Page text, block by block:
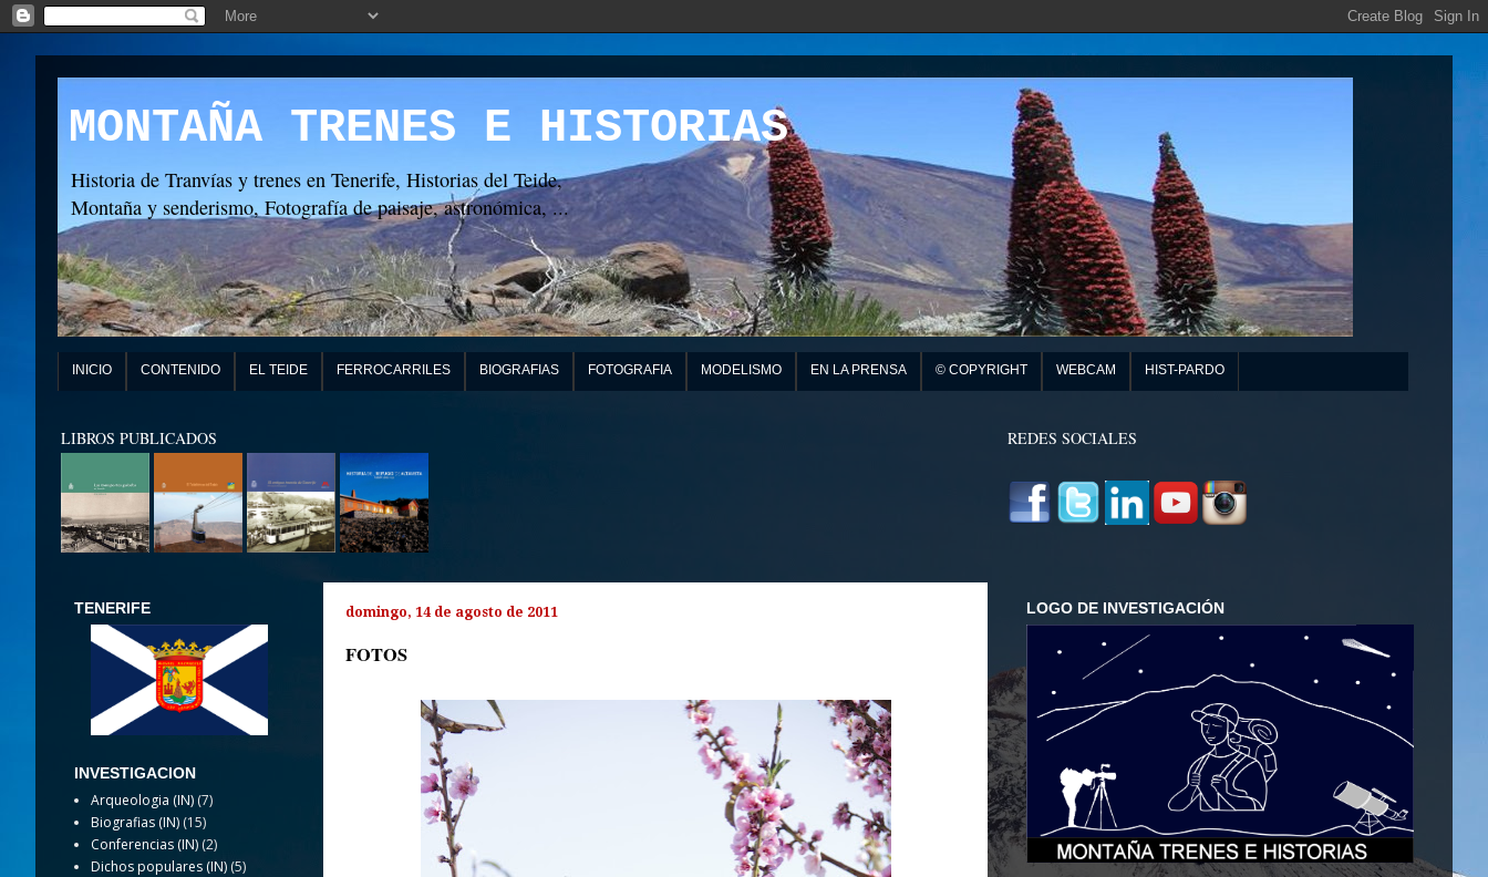
MONTAÑA TRENES E HISTORIAS
Historia de Tranvías y trenes en Tenerife, Historias del Teide,
Montaña y senderismo, Fotografía de paisaje, astronómica, ...
INICIO CONTENIDO EL TEIDE FERROCARRILES BIOGRAFIAS FOTOGRAFIA MODELISMO EN LA PRENSA © COPYRIGHT WEBCAM HIST-PARDO
LIBROS PUBLICADOS REDES SOCIALES
domingo, 14 de agosto de 2011
FOTOS
TENERIFE
INVESTIGACION
Arqueologia (IN) (7)
Biografias (IN) (15)
Conferencias (IN) (2)
Dichos populares (IN) (5)
LOGO DE INVESTIGACIÓN